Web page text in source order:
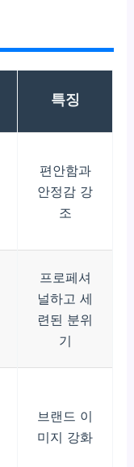
특징
편안함과
안정감 강
조
프로페셔
널하고 세
련된 분위
기
브랜드 이
미지 강화